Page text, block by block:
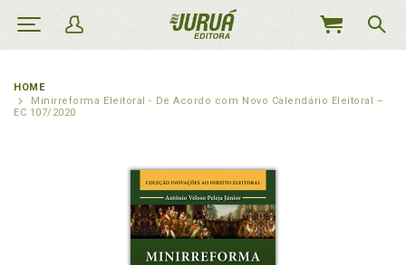
MEU
HOME
Minirreforma Eleitoral - De Acordo com Novo Calendário Eleitoral –
EC 107/2020